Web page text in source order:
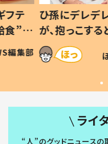
フテ
食”を
親
編集部
ひ孫にデレデ
が、抱っこす
「涙が出ました
い」
ライ
“人”のグッドニュースの